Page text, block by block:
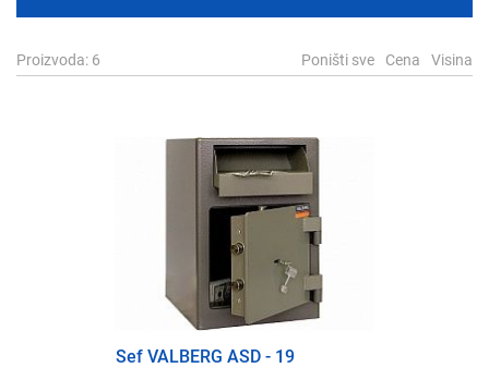
Proizvoda: 6 Poništi sve Cena Visina
Sef VALBERG ASD - 19